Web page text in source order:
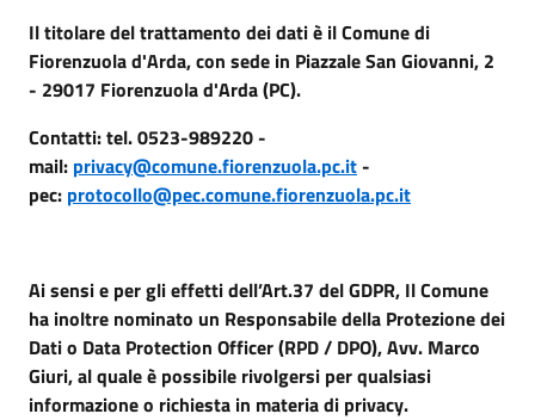
Il titolare del trattamento dei dati è il Comune di
Fiorenzuola d'Arda, con sede in Piazzale San Giovanni, 2
- 29017 Fiorenzuola d'Arda (PC).
Contatti: tel. 0523-989220 -
mail: privacy@comune.fiorenzuola.pc.it-
pec: protocollo@pec.comune.fiorenzuola.pc.it
Ai sensi e per gli effetti dell’Art.37 del GDPR, Il Comune
ha inoltre nominato un Responsabile della Protezione dei
Dati o Data Protection Officer (RPD / DPO), Avv. Marco
Giuri, al quale è possibile rivolgersi per qualsiasi
informazione o richiesta in materia di privacy.